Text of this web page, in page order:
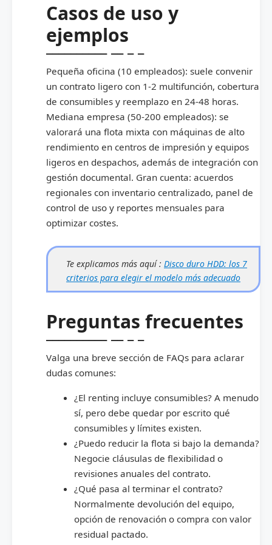
Casos de uso y
ejemplos
Pequeña oficina (10 empleados): suele convenir
un contrato ligero con 1-2 multifunción, cobertura
de consumibles y reemplazo en 24-48 horas.
Mediana empresa (50-200 empleados): se
valorará una flota mixta con máquinas de alto
rendimiento en centros de impresión y equipos
ligeros en despachos, además de integración con
gestión documental. Gran cuenta: acuerdos
regionales con inventario centralizado, panel de
control de uso y reportes mensuales para
optimizar costes.
Te explicamos más aquí : Disco duro HDD: los 7
criterios para elegir el modelo más adecuado
Preguntas frecuentes
Valga una breve sección de FAQs para aclarar
dudas comunes:
¿El renting incluye consumibles? A menudo
sí, pero debe quedar por escrito qué
consumibles y límites existen.
¿Puedo reducir la flota si bajo la demanda?
Negocie cláusulas de flexibilidad o
revisiones anuales del contrato.
¿Qué pasa al terminar el contrato?
Normalmente devolución del equipo,
opción de renovación o compra con valor
residual pactado.